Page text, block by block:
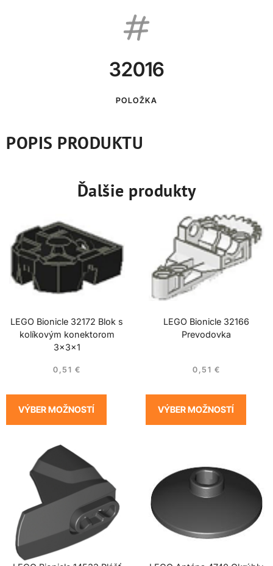
32016
POLOŽKA
POPIS PRODUKTU
Ďalšie produkty
LEGO Bionicle 32172 Blok s
kolíkovým konektorom
3x3x1
0,51 €
VÝBER MOŽNOSTÍ
LEGO Bionicle 32166
Prevodovka
0,51 €
VÝBER MOŽNOSTÍ